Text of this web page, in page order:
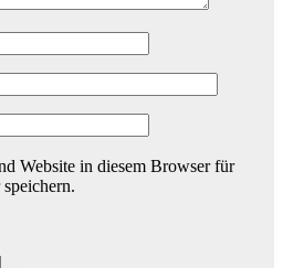
Website in diesem Browser für